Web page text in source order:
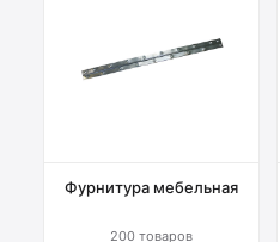
Фурнитура мебельная
200 товаров